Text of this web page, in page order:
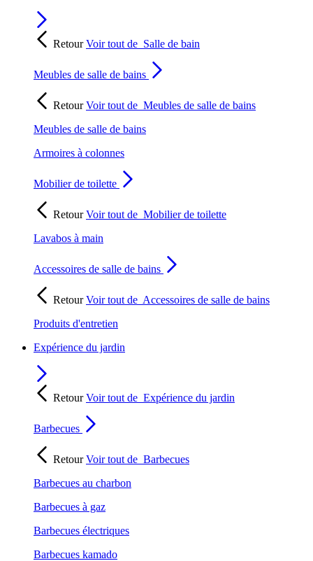
RetourVoir tout de Salle de bain
Meubles de salle de bains
RetourVoir tout de Meubles de salle de bains
Meubles de salle de bains
Armoires à colonnes
Mobilier de toilette
RetourVoir tout de Mobilier de toilette
Lavabos à main
Accessoires de salle de bains
RetourVoir tout de Accessoires de salle de bains
Produits d'entretien
Expérience du jardin
RetourVoir tout de Expérience du jardin
Barbecues
RetourVoir tout de Barbecues
Barbecues au charbon
Barbecues à gaz
Barbecues électriques
Barbecues kamado